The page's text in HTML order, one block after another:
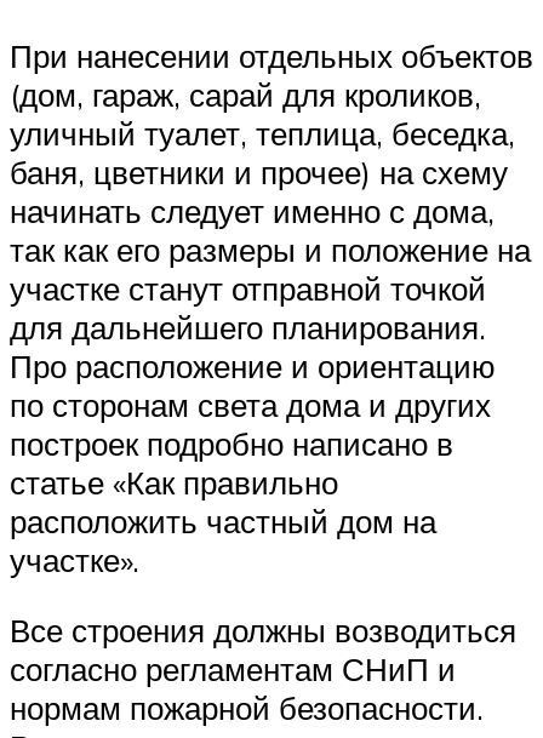
При нанесении отдельных объектов
(дом, гараж, сарай для кроликов,
уличный туалет, теплица, беседка,
баня, цветники и прочее) на схему
начинать следует именно с дома,
так как его размеры и положение на
участке станут отправной точкой
для дальнейшего планирования.
Про расположение и ориентацию
по сторонам света дома и других
построек подробно написано в
статье «Как правильно
расположить частный дом на
участке».
Все строения должны возводиться
согласно регламентам СНиП и
нормам пожарной безопасности.